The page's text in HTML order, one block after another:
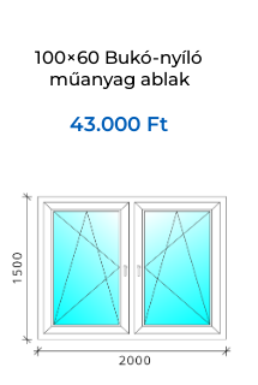
100×60 Bukó-nyíló
műanyag ablak
43.000 Ft